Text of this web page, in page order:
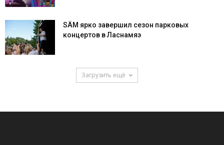
SÄM ярко завершил сезон парковых
концертов в Ласнамяэ
Загрузить ещё